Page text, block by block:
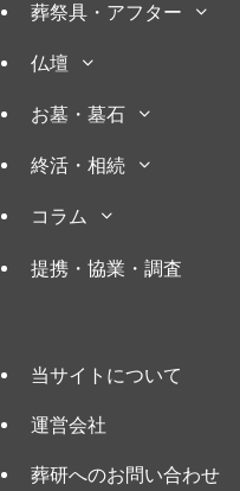
葬祭具・アフター
仏壇
お墓・墓石
終活・相続
コラム
提携・協業・調査
当サイトについて
運営会社
葬研へのお問い合わせ